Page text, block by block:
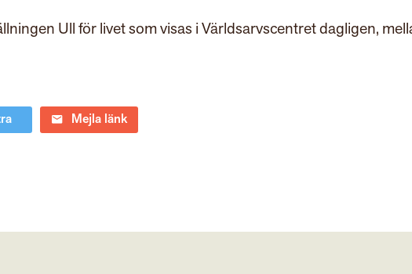
Ull för livet som visas i Världsarvscentret dagligen,
Mejla länk